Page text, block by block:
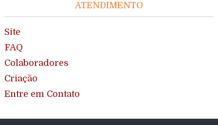
ATENDIMENTO
Site
FAQ
Colaboradores
Criação
Entre em Contato